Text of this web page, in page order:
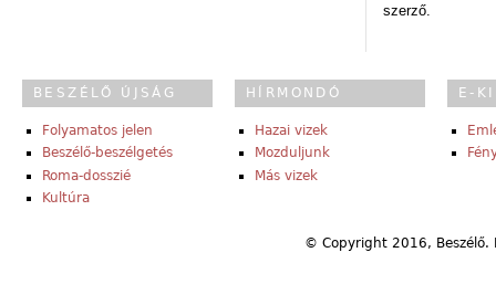
szerző.
BESZÉLŐ ÚJSÁG
Folyamatos jelen
Beszélő-beszélgetés
Roma-dosszié
Kultúra
HÍRMONDÓ
Hazai vizek
Mozduljunk
Más vizek
E-
© Copyright 2016,